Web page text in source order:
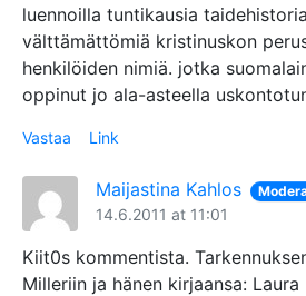
luennoilla tuntikausia
välttämättömiä kristinuskon
henkilöiden nimiä. jotka
oppinut jo ala-asteella
Vastaa Link
Maijastina Kahlos
14.6.2011 at 11:01
Kiit0s kommentista.
Milleriin ja hänen kirjaansa: